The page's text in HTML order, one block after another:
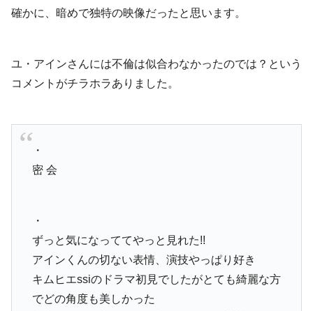
確かに、暗めで独特の映像だったと思います。
ユ・アインさんには不倫は似合わなかったのでは？という
コメントがチラホラありました。
・
密 会
・
ずっと気になっててやっと見れた!!
アインくんの切ない表情、演技やっぱり好き
キムヒエssiのドラマ初見でしたがとても綺麗な方
でどの角度も美しかった